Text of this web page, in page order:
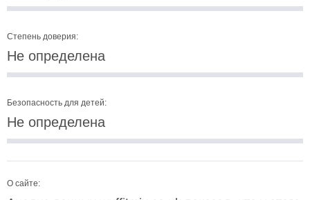
Степень доверия:
Не определена
Безопасность для детей:
Не определена
О сайте: